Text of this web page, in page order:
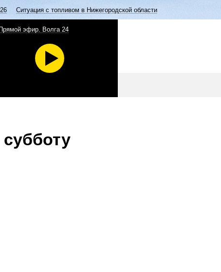
Ситуация с топливом в Нижегородской области
Прямой эфир. Волга 24